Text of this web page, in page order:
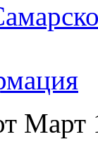
Март